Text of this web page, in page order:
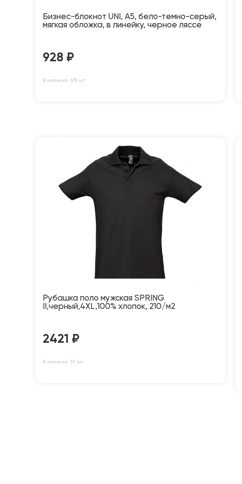
Бизнес-блокнот UNI, A5, бело-темно-серый,
мягкая обложка, в линейку, черное ляссе
928 ₽
В наличии: 678 шт
Рубашка поло мужская SPRING
II,черный,4XL,100% хлопок, 210/м2
2421 ₽
В наличии: 37 шт